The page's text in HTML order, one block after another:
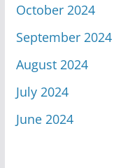
October 2024
September 2024
August 2024
July 2024
June 2024